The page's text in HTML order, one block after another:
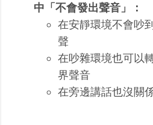
中「不會發出聲音」：
在安靜環境不會吵
聲
在吵雜環境也可以
界聲音
在旁邊講話也沒關